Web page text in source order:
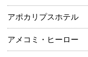
アポカリプスホテル
アメコミ・ヒーロー